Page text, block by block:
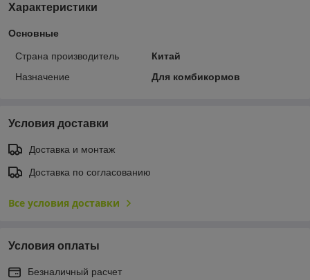
Характеристики
Основные
Страна производитель
Китай
Назначение
Для комбикормов
Условия доставки
Доставка и монтаж
Доставка по согласованию
Все условия доставки
Условия оплаты
Безналичный расчет